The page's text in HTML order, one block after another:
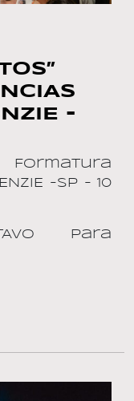
-
Formatura
-SP – 10
para